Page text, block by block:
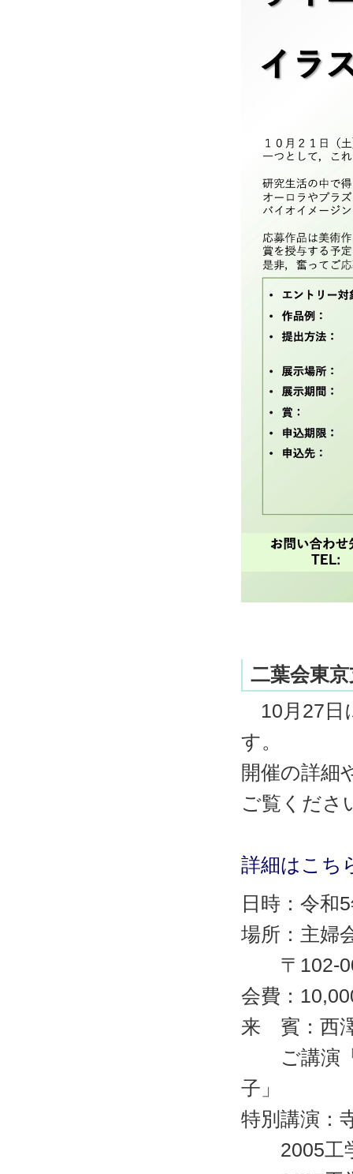
二葉会東
10月27日
す。
開催の詳細
ご覧くださ
詳細はこち
日時：令和
場所：主
〒102-
会費：
来 賓：西
ご講演「
子」
特別講演：
2005工学